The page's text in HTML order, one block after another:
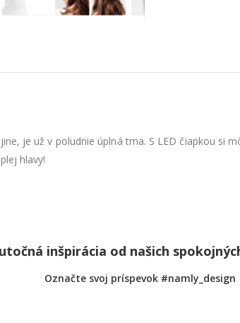
je už v poludnie úplná tma. S LED čiapkou si
hlavy!
inšpirácia od našich
Označte svoj príspevok #namly_design